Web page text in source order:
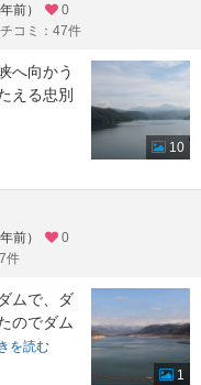
前）
0
コミ：47件
へ向かう
える忠別
10
前）
0
件
ムで、ダ
のでダム
を読む
1